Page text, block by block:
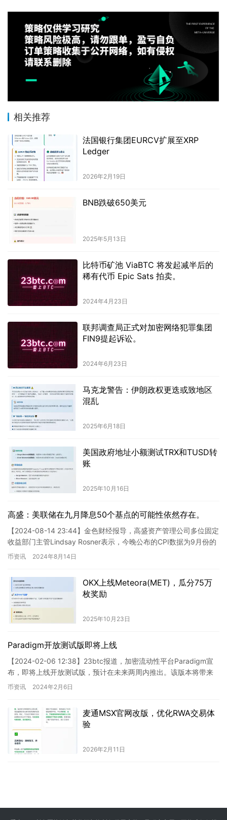
相关推荐
法国银行集团EURCV扩展至XRP
Ledger
2026年2月19日
BNB跌破650美元
2025年5月13日
比特币矿池 ViaBTC 将发起减半后的
稀有代币 Epic Sats 拍卖。
2024年4月23日
联邦调查局正式对加密网络犯罪集团
FIN9提起诉讼。
2024年6月23日
马克龙警告：伊朗政权更迭或致地区
混乱
2025年6月18日
美国政府地址小额测试TRX和TUSD转
账
2025年10月16日
高盛：美联储在九月降息50个基点的可能性依然存在。
【2024-08-14 23:44】金色财经报导，高盛资产管理公司多位固定
收益部门主管Lindsay Rosner表示，今晚公布的CPI数据为9月份的
降息25个基点铺平了道路，但鉴…
币资讯 2024年8月14日
OKX上线Meteora(MET)，瓜分75万
枚奖励
2025年10月23日
Paradigm开放测试版即将上线
【2024-02-06 12:38】23btc报道，加密流动性平台Paradigm宣
布，即将上线开放测试版，预计在未来两周内推出。该版本将带来
快速的存取款功能、改进的延迟性能以及G…
币资讯 2024年2月6日
麦通MSX官网改版，优化RWA交易体
验
2026年2月11日